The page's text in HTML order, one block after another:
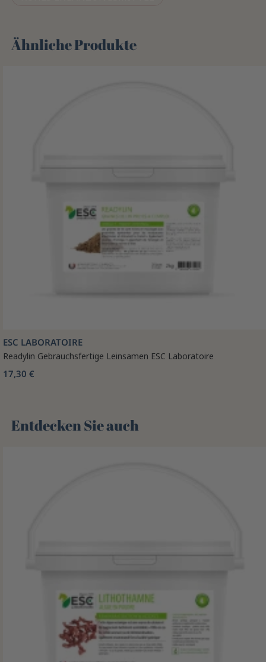
Ähnliche Produkte
ESC LABORATOIRE
Readylin Gebrauchsfertige Leinsamen ESC Laboratoire
17,30 €
Entdecken Sie auch 🌻